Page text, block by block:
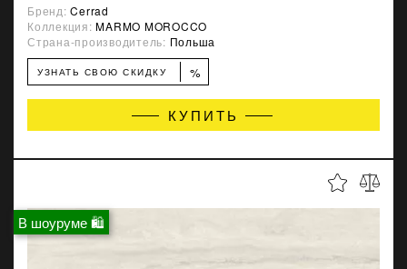
Бренд:Cerrad
Коллекция:MARMO MOROCCO
Страна-производитель: Польша
УЗНАТЬ СВОЮ СКИДКУ %
КУПИТЬ
В шоуруме 🛍